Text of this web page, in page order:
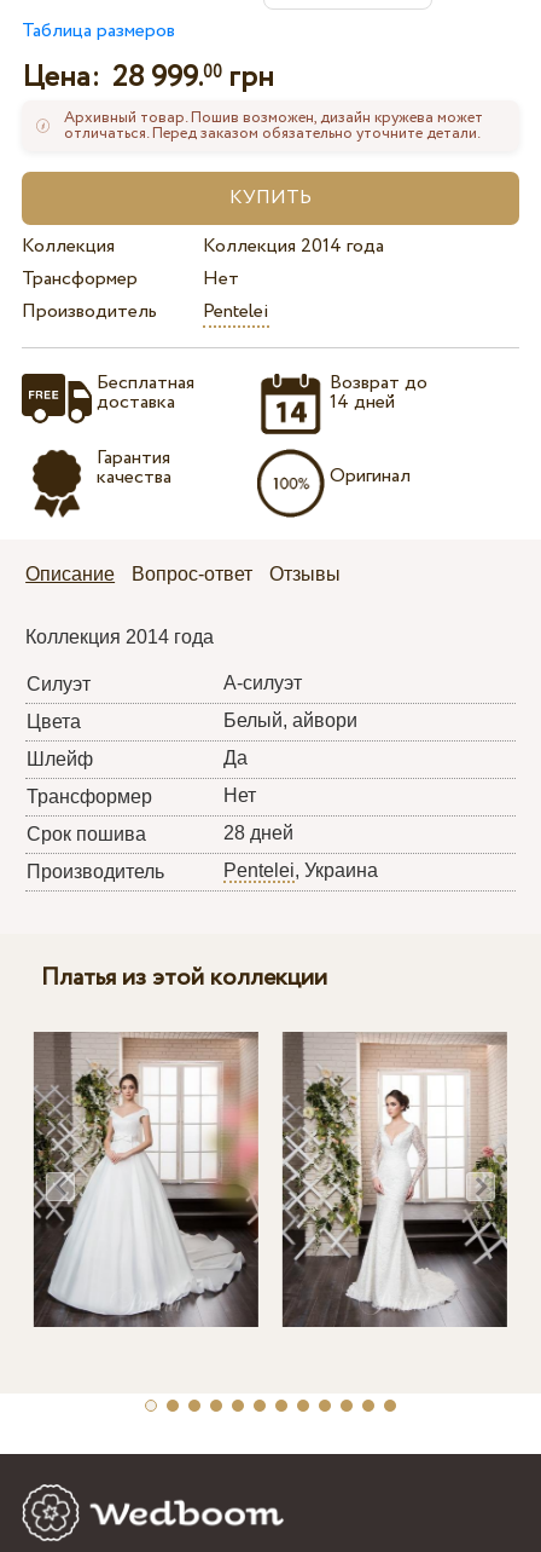
Таблица размеров
Цена: 28 999.00грн
Архивный товар. Пошив возможен, дизайн кружева может
отличаться. Перед заказом обязательно уточните детали.
Коллекция
Коллекция 2014 года
Трансформер
Нет
Производитель
Pentelei
Бесплатная
доставка
Гарантия
качества
Возврат до
14 дней
Оригинал
Описание Вопрос-ответ Отзывы
Коллекция 2014 года
Силуэт
А-силуэт
Цвета
Белый, айвори
Шлейф
Да
Трансформер
Нет
Срок пошива
28 дней
Производитель
Pentelei, Украина
Платья из этой коллекции